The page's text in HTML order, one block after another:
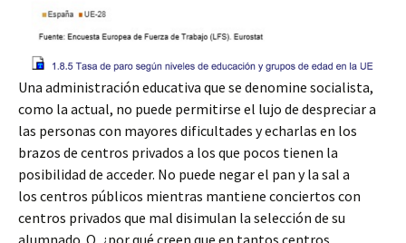
Una administración educativa que se denomine socialista,
como la actual, no puede permitirse el lujo de despreciar a
las personas con mayores dificultades y echarlas en los
brazos de centros privados a los que pocos tienen la
posibilidad de acceder. No puede negar el pan y la sal a
los centros públicos mientras mantiene conciertos con
centros privados que mal disimulan la selección de su
alumnado. O, ¿por qué creen que en tantos centros